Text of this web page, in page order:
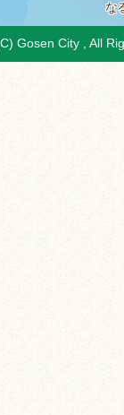
な
Gosen City , All